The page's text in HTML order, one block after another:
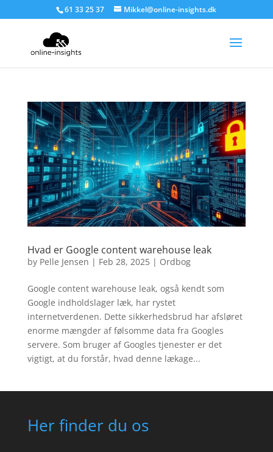
61 33 25 37 Mikkel@online-insights.dk
Hvad er Google content warehouse leak
by Pelle Jensen | Feb 28, 2025| Ordbog
Google content warehouse leak, også kendt som
Google indholdslager læk, har rystet
internetverdenen. Dette sikkerhedsbrud har afsløret
enorme mængder af følsomme data fra Googles
servere. Som bruger af Googles tjenester er det
vigtigt, at du forstår, hvad denne lækage...
Her finder du os